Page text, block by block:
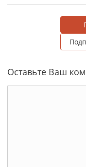
Оставьте Ваш